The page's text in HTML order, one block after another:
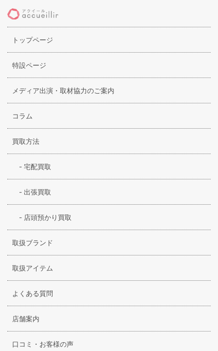
いたベルトを発表しています。そして、2007年には、時計の
ベルトを製作するブランドの枠を超えて、バッグを発表しま
した。それだけではなく、財布やアクセサリー、名刺入れな
ど、様々なアイテムを展開するブランドに成長を遂げていま
す。ヴァン クリーフ＆アーペルやフランク ミュラーなども、
カミーユフォルネのベルトを採用しています。
トップページ
特設ページ
メディア出演・取材協力のご案内
コラム
買取方法
- 宅配買取
- 出張買取
- 店頭預かり買取
取扱ブランド
取扱アイテム
よくある質問
店舗案内
口コミ・お客様の声